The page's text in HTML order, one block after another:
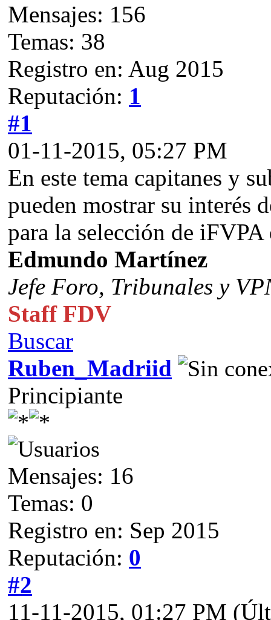
Mensajes: 156
Temas: 38
Registro en: Aug 2015
Reputación: 1
#1
01-11-2015, 05:27 PM
En este tema capitanes y
pueden mostrar su interés
para la selección de
Edmundo Martínez
Jefe Foro, Tribunales y
Staff FDV
Buscar
Ruben_Madriid
Principiante
Mensajes: 16
Temas: 0
Registro en: Sep 2015
Reputación: 0
#2
11-11-2015, 01:27 PM